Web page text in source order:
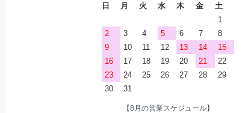
日 月 火 水 木 金
土
1
2
3 4 5 6 7
8
9
10 11 12 13 14
15
16
17 18 19 20 21
22
23
24 25 26 27 28
29
30
31
【8月の営業スケジュール】